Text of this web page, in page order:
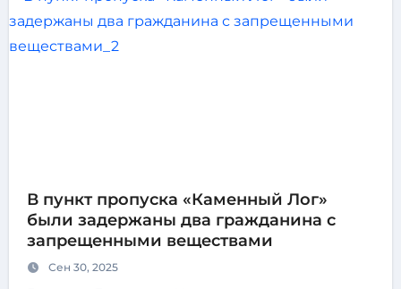
В пункт пропуска «Каменный Лог»
были задержаны два гражданина с
запрещенными веществами
Сен 30, 2025